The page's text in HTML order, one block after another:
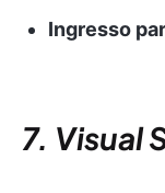
Ingresso
7. Visual